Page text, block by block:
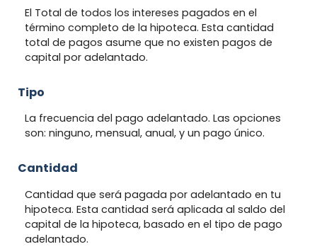
El Total de todos los intereses pagados en el
término completo de la hipoteca. Esta cantidad
total de pagos asume que no existen pagos de
capital por adelantado.
Tipo
La frecuencia del pago adelantado. Las opciones
son: ninguno, mensual, anual, y un pago único.
Cantidad
Cantidad que será pagada por adelantado en tu
hipoteca. Esta cantidad será aplicada al saldo del
capital de la hipoteca, basado en el tipo de pago
adelantado.